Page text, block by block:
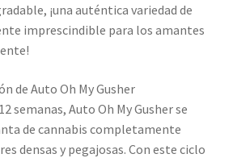
¡una auténtica variedad de
imprescindible para los amantes
de Auto Oh My Gusher
semanas, Auto Oh My Gusher se
de cannabis completamente
densas y pegajosas. Con este ciclo